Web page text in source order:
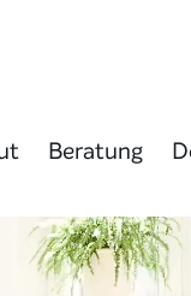
Beratung